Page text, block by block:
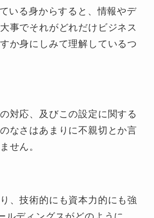
いる身からすると、情報やデ
事でそれがどれだけビジネス
か身にしみて理解しているつ
対応、及びこの設定に関する
なさはあまりに不親切とか言
せん。
、技術的にも資本力的にも強